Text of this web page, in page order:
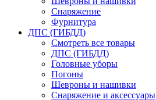
Снаряжение
Фурнитура
ДПС (ГИБДД)
Смотреть все товары
ДПС (ГИБДД)
Головные уборы
Погоны
Шевроны и нашивки
Снаряжение и аксессуары